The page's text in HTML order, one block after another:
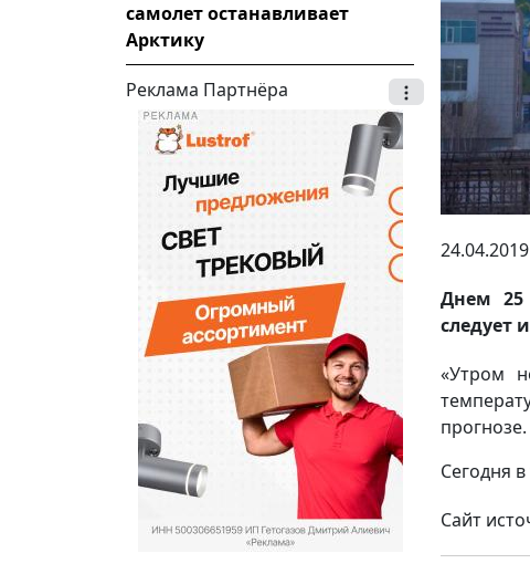
самолет останавливает
Арктику
Реклама Партнёра
Днем 25
следует
«Утром
прогнозе.
Сегодня
Сайт